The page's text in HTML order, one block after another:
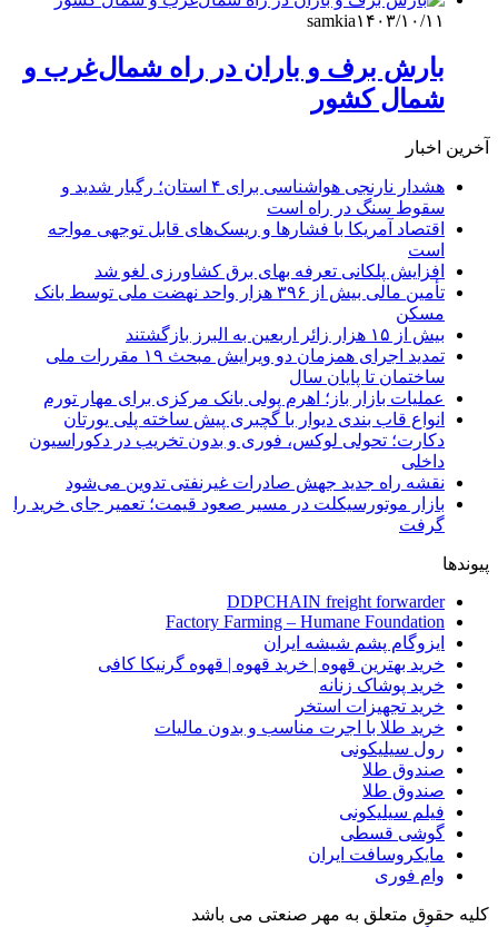
samkia۱۴۰۳/۱۰/۱۱
بارش برف و باران در راه شمال‌غرب و
شمال کشور
آخرین اخبار
هشدار نارنجی هواشناسی برای ۴ استان؛ رگبار شدید و
سقوط سنگ در راه است
اقتصاد آمریکا با فشارها و ریسک‌های قابل توجهی مواجه
است
افزایش پلکانی تعرفه بهای برق کشاورزی لغو شد
تأمین مالی بیش از ۳۹۶ هزار واحد نهضت ملی توسط بانک
مسکن
بیش از ۱۵ هزار زائر اربعین به البرز بازگشتند
تمدید اجرای همزمان دو ویرایش مبحث ۱۹ مقررات ملی
ساختمان تا پایان سال
عملیات بازار باز؛ اهرم پولی بانک مرکزی برای مهار تورم
انواع قاب بندی دیوار با گچبری پیش ساخته پلی یورتان
دکارت؛ تحولی لوکس، فوری و بدون تخریب در دکوراسیون
داخلی
نقشه راه جدید جهش صادرات غیرنفتی تدوین می‌شود
بازار موتورسیکلت در مسیر صعود قیمت؛ تعمیر جای خرید را
گرفت
پیوندها
DDPCHAIN freight forwarder
Factory Farming – Humane Foundation
ایزوگام پشم شیشه ایران
خرید بهترین قهوه | خرید قهوه | قهوه گرنیکا کافی
خرید پوشاک زنانه
خرید تجهیزات استخر
خرید طلا با اجرت مناسب و بدون مالیات
رول سیلیکونی
صندوق طلا
صندوق طلا
فیلم سیلیکونی
گوشی قسطی
مایکروسافت ایران
وام فوری
کلیه حقوق متعلق به مهر صنعتی می باشد